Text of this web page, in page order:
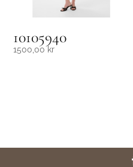
10105940
1500,00kr